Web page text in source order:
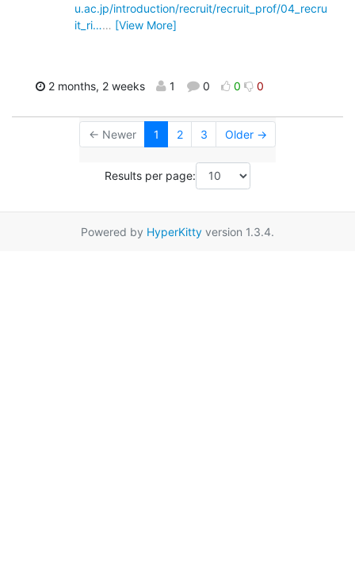
u.ac.jp/introduction/recruit/recruit_prof/04_recru
it_ri…… [View More]
2 months, 2 weeks 1 0 0 0
← Newer 1 2 3 Older →
Results per page:
Powered by HyperKitty version 1.3.4.